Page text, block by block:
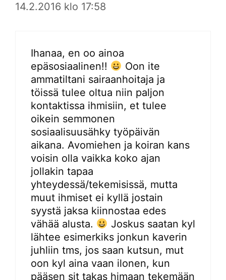
14.2.2016 klo 17:58
Ihanaa, en oo ainoa
epäsosiaalinen!!
Oon ite
ammatiltani sairaanhoitaja ja
töissä tulee oltua niin paljon
kontaktissa ihmisiin, et tulee
oikein semmonen
sosiaalisuusähky työpäivän
aikana. Avomiehen ja koiran kans
voisin olla vaikka koko ajan
jollakin tapaa
yhteydessä/tekemisissä, mutta
muut ihmiset ei kyllä jostain
syystä jaksa kiinnostaa edes
vähää alusta.
Joskus saatan kyl
lähtee esimerkiks jonkun kaverin
juhliin tms, jos saan kutsun, mut
oon kyl aina vaan ilonen, kun
pääsen sit takas himaan tekemään